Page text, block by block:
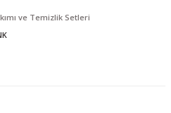
ve Temizlik Setleri